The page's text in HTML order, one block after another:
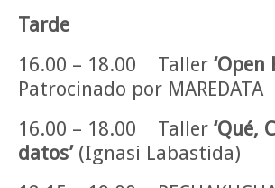
Tarde
16.00 – 18.00 Taller
Patrocinado por MAREDATA
16.00 – 18.00 Taller ‘Qué,
datos’(Ignasi Labastida)